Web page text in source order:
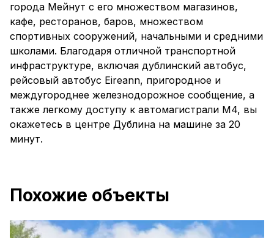
города Мейнут с его множеством магазинов,
кафе, ресторанов, баров, множеством
спортивных сооружений, начальными и средними
школами. Благодаря отличной транспортной
инфраструктуре, включая дублинский автобус,
рейсовый автобус Eireann, пригородное и
междугороднее железнодорожное сообщение, а
также легкому доступу к автомагистрали M4, вы
окажетесь в центре Дублина на машине за 20
минут.
Похожие объекты